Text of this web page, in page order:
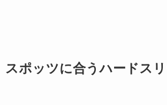
スポッツに合うハードス